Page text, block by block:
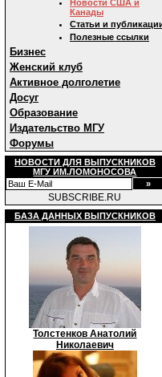
Новости США и
Канады
Статьи и
Полезные ссылки
Бизнес
Женский клуб
Активное долголетие
Досуг
Образование
Издательство МГУ
Форумы
НОВОСТИ ДЛЯ ВЫПУСКНИКОВ
МГУ ИМ.ЛОМОНОСОВА
SUBSCRIBE.RU
БАЗА ДАННЫХ ВЫПУСКНИКОВ
Толстенков Анатолий
Николаевич